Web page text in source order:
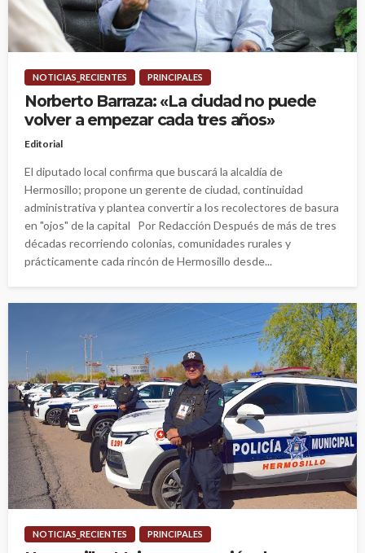
NOTICIAS_RECIENTES PRINCIPALES
Norberto Barraza: «La ciudad no puede
volver a empezar cada tres años»
Editorial
El diputado local confirma que buscará la alcaldía de
Hermosillo; propone un gerente de ciudad, continuidad
administrativa y plantea convertir a los recolectores de basura
en "ojos" de la capital Por Redacción Después de más de tres
décadas recorriendo colonias, comunidades rurales y
prácticamente cada rincón de Hermosillo desde...
NOTICIAS_RECIENTES PRINCIPALES